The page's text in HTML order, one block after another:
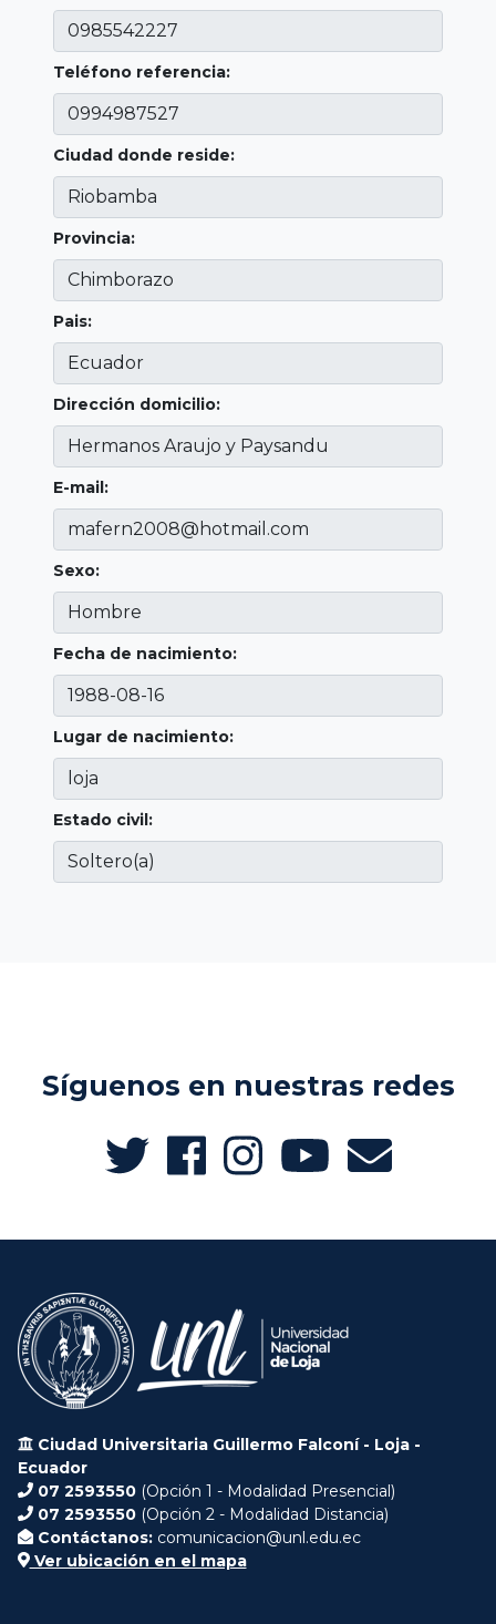
Teléfono referencia:
Ciudad donde reside:
Provincia:
Pais:
Dirección domicilio:
E-mail:
Sexo:
Fecha de nacimiento:
Lugar de nacimiento:
Estado civil:
Síguenos en nuestras redes
Ciudad Universitaria Guillermo Falconí - Loja -
Ecuador
07 2593550 (Opción 1 - Modalidad Presencial)
07 2593550 (Opción 2 - Modalidad Distancia)
Contáctanos: comunicacion@unl.edu.ec
Ver ubicación en el mapa